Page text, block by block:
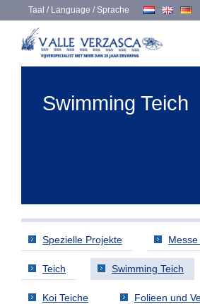
Taal / Language / Sprache
Swimming Teich
Spezielle Projekte
Teich Swimming Teich
Koi Teiche Folieen und